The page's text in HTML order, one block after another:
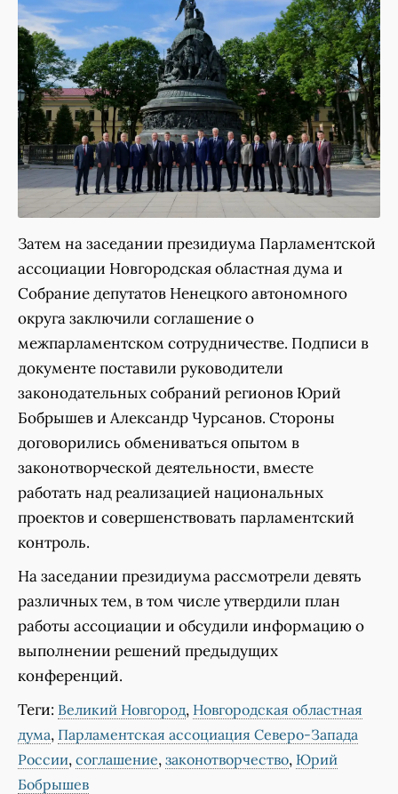
Затем на заседании президиума Парламентской
ассоциации Новгородская областная дума и
Собрание депутатов Ненецкого автономного
округа заключили соглашение о
межпарламентском сотрудничестве. Подписи в
документе поставили руководители
законодательных собраний регионов Юрий
Бобрышев и Александр Чурсанов. Стороны
договорились обмениваться опытом в
законотворческой деятельности, вместе
работать над реализацией национальных
проектов и совершенствовать парламентский
контроль.
На заседании президиума рассмотрели девять
различных тем, в том числе утвердили план
работы ассоциации и обсудили информацию о
выполнении решений предыдущих
конференций.
Теги: Великий Новгород, Новгородская областная
дума, Парламентская ассоциация Северо-Запада
России, соглашение, законотворчество, Юрий
Бобрышев